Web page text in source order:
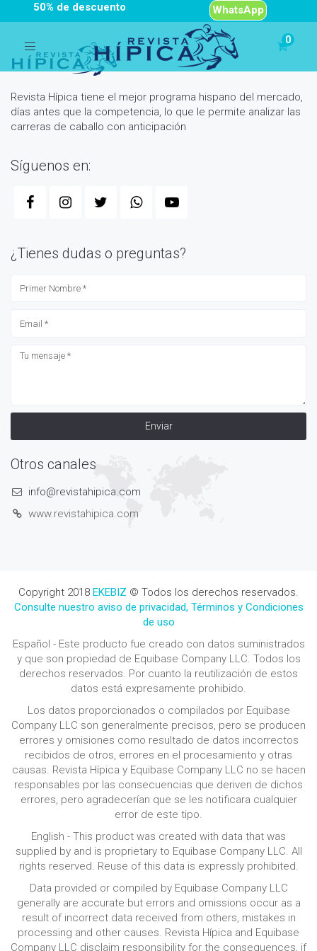
50% de descuento WhatsApp
Toggle
navigation
Revista Hípica tiene el mejor programa hispano del mercado,
días antes que la competencia, lo que le permite analizar las
carreras de caballo con anticipación
Síguenos en:
¿Tienes dudas o preguntas?
Enviar
Otros canales
info@revistahipica.com
www.revistahipica.com
Copyright 2018 EKEBIZ © Todos los derechos reservados.
Consulte nuestro aviso de privacidad, Términos y Condiciones
de uso
Español - Este producto fue creado con datos suministrados
y que son propiedad de Equibase Company LLC. Todos los
derechos reservados. Por cuanto la reutilización de estos
datos está expresamente prohibido.
Los datos proporcionados o compilados por Equibase
Company LLC son generalmente precisos, pero se producen
errores y omisiones como resultado de datos incorrectos
recibidos de otros, errores en el procesamiento y otras
causas. Revista Hípica y Equibase Company LLC no se hacen
responsables por las consecuencias que deriven de dichos
errores, pero agradecerían que se les notificara cualquier
error de este tipo.
English - This product was created with data that was
supplied by and is proprietary to Equibase Company LLC. All
rights reserved. Reuse of this data is expressly prohibited.
Data provided or compiled by Equibase Company LLC
generally are accurate but errors and omissions occur as a
result of incorrect data received from others, mistakes in
processing and other causes. Revista Hípica and Equibase
Company LLC disclaim responsibility for the consequences, if